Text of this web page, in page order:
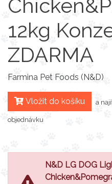
12kg
ZDARMA
Farmina Pet Foods (N&D)
Vložit do košíku a
objednávku
N&D LG DOG